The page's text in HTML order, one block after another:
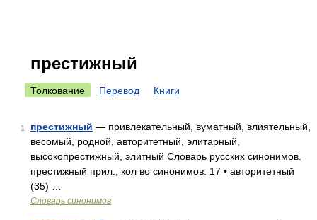
престижный
Толкование Перевод Книги
1 престижный — привлекательный, вуматный, влиятельный,
весомый, родной, авторитетный, элитарный,
высокопрестижный, элитный Словарь русских синонимов.
престижный прил., кол во синонимов: 17 • авторитетный
(35) …
Словарь синонимов